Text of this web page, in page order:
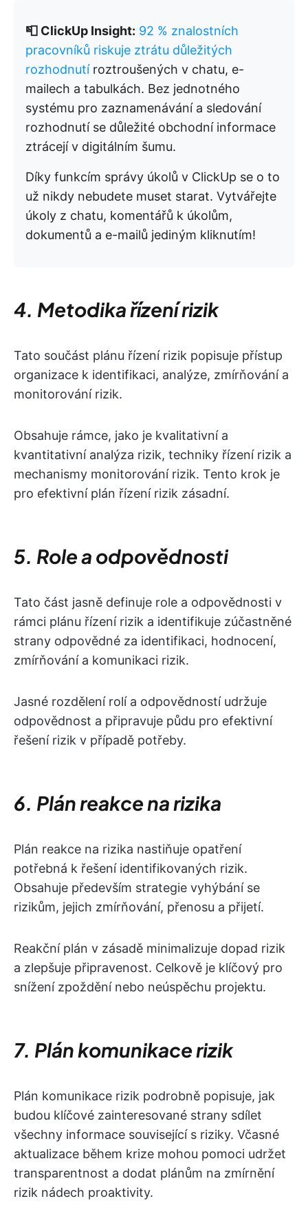
📮 ClickUp Insight: 92 % znalostních
pracovníků riskuje ztrátu důležitých
rozhodnutíroztroušených v chatu, e-
mailech a tabulkách. Bez jednotného
systému pro zaznamenávání a sledování
rozhodnutí se důležité obchodní informace
ztrácejí v digitálním šumu.
Díky funkcím správy úkolů v ClickUp se o to
už nikdy nebudete muset starat. Vytvářejte
úkoly z chatu, komentářů k úkolům,
dokumentů a e-mailů jediným kliknutím!
4. Metodika řízení rizik
Tato součást plánu řízení rizik popisuje přístup
organizace k identifikaci, analýze, zmírňování a
monitorování rizik.
Obsahuje rámce, jako je kvalitativní a
kvantitativní analýza rizik, techniky řízení rizik a
mechanismy monitorování rizik. Tento krok je
pro efektivní plán řízení rizik zásadní.
5. Role a odpovědnosti
Tato část jasně definuje role a odpovědnosti v
rámci plánu řízení rizik a identifikuje zúčastněné
strany odpovědné za identifikaci, hodnocení,
zmírňování a komunikaci rizik.
Jasné rozdělení rolí a odpovědností udržuje
odpovědnost a připravuje půdu pro efektivní
řešení rizik v případě potřeby.
6. Plán reakce na rizika
Plán reakce na rizika nastiňuje opatření
potřebná k řešení identifikovaných rizik.
Obsahuje především strategie vyhýbání se
rizikům, jejich zmírňování, přenosu a přijetí.
Reakční plán v zásadě minimalizuje dopad rizik
a zlepšuje připravenost. Celkově je klíčový pro
snížení zpoždění nebo neúspěchu projektu.
7. Plán komunikace rizik
Plán komunikace rizik podrobně popisuje, jak
budou klíčové zainteresované strany sdílet
všechny informace související s riziky. Včasné
aktualizace během krize mohou pomoci udržet
transparentnost a dodat plánům na zmírnění
rizik nádech proaktivity.